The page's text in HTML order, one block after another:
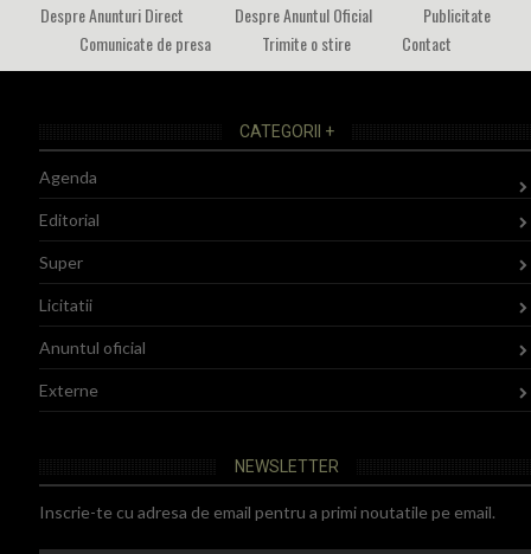
Despre Anunturi Direct
Despre Anuntul Oficial
Publicitate
Comunicate de presa
Trimite o stire Contact
CATEGORII +
Agenda
Editorial
Super
Licitatii
Anuntul oficial
Externe
NEWSLETTER
Inscrie-te cu adresa de email pentru a primi noutatile pe email.